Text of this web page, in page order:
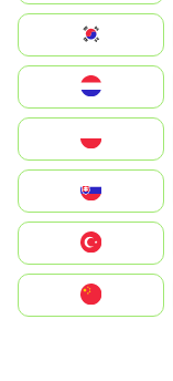
South Korea
United States
中國香港特別行政區